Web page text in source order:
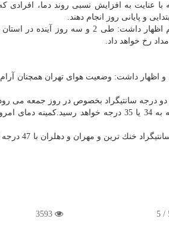
عنایت به افزایش نسبی روند دما، افرادی
و پایانی روز انجام دهند.
در استان های جنوبی هم اظهار داشت: طی 2 و سه
رخ خواهد داد.
اظهار داشت: وضعیت هوای تهران همچنان آرام
دو درجه سانتیگراد بخصوص در روز جمعه می
به بیان وی، امروز شهرگلمكان در
3593